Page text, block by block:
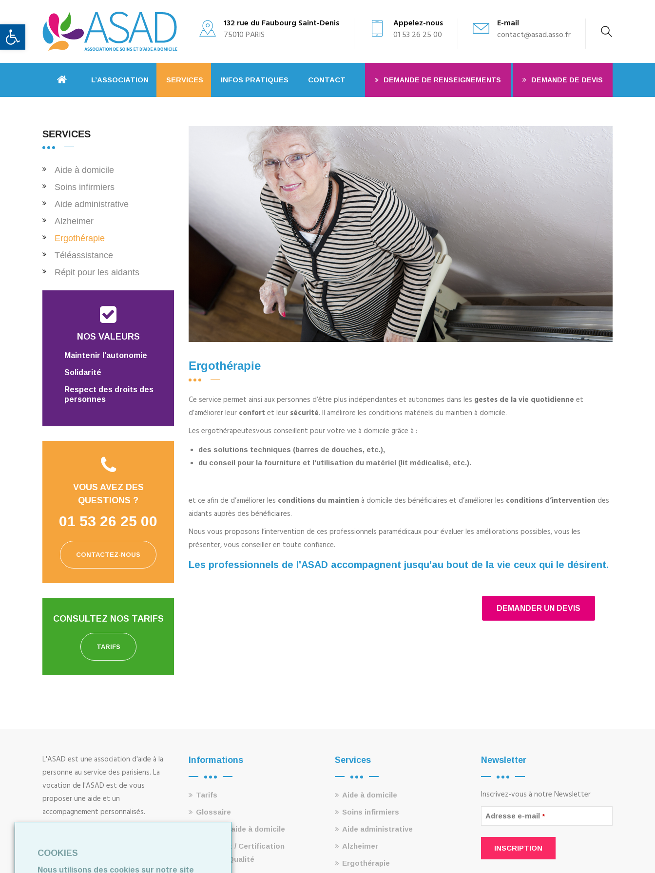
Ouvrir la barre d’outils
132 rue du Faubourg Saint-Denis
75010 PARIS
Appelez-nous
01 53 26 25 00
E-mail
contact@asad.asso.fr
L’ASSOCIATION SERVICES INFOS PRATIQUES CONTACT DEMANDE DE RENSEIGNEMENTS DEMANDE DE DEVIS
SERVICES
Aide à domicile
Soins infirmiers
Aide administrative
Alzheimer
Ergothérapie
Téléassistance
Répit pour les aidants
NOS VALEURS
Maintenir l'autonomie
Solidarité
Respect des droits des
personnes
VOUS AVEZ DES
QUESTIONS ?
01 53 26 25 00
CONTACTEZ-NOUS
CONSULTEZ NOS TARIFS
TARIFS
Ergothérapie
Ce service permet ainsi aux personnes d’être plus indépendantes et autonomes dans les gestes de la vie quotidienne et
d’améliorer leur confort et leur sécurité. Il amélirore les conditions matériels du maintien à domicile.
Les ergothérapeutesvous conseillent pour votre vie à domicile grâce à :
des solutions techniques (barres de douches, etc.),
du conseil pour la fourniture et l’utilisation du matériel (lit médicalisé, etc.).
et ce afin de d’améliorer les conditions du maintien à domicile des bénéficiaires et d’améliorer les conditions d’intervention des
aidants auprès des bénéficiaires.
Nous vous proposons l’intervention de ces professionnels paramédicaux pour évaluer les améliorations possibles, vous les
présenter, vous conseiller en toute confiance.
Les professionnels de l’ASAD accompagnent jusqu’au bout de la vie ceux qui le désirent.
DEMANDER UN DEVIS
L'ASAD est une association d'aide à la
personne au service des parisiens. La
vocation de l'ASAD est de vous
proposer une aide et un
accompagnement personnalisés.
En savoir plus
ARRETE DU 14 06 2022 DESIGNATION
DES PERSONNES QUALIFIEES[90]
Informations
Tarifs
Glossaire
Service d’aide à domicile
Agrément / Certification
AFNOR / Qualité
Services
Aide à domicile
Soins infirmiers
Aide administrative
Alzheimer
Ergothérapie
Newsletter
Inscrivez-vous à notre Newsletter
Adresse e-mail *
INSCRIPTION
COOKIES
Nous utilisons des cookies sur notre site